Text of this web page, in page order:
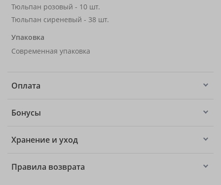
Тюльпан розовый - 10 шт.
Тюльпан сиреневый - 38 шт.
Упаковка
Современная упаковка
Оплата
Бонусы
Хранение и уход
Правила возврата